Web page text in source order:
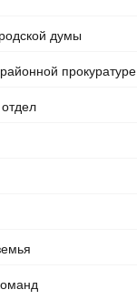
думы
прокуратуре